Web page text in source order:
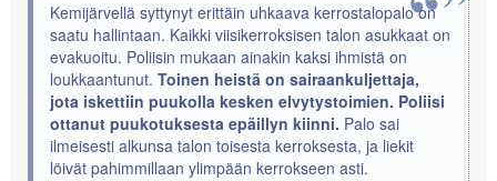
Kemijärvellä syttynyt erittäin uhkaava kerrostalopalo on
saatu hallintaan. Kaikki viisikerroksisen talon asukkaat on
evakuoitu. Poliisin mukaan ainakin kaksi ihmistä on
loukkaantunut. Toinen heistä on sairaankuljettaja,
jota iskettiin puukolla kesken elvytystoimien. Poliisi
ottanut puukotuksesta epäillyn kiinni. Palo sai
ilmeisesti alkunsa talon toisesta kerroksesta, ja liekit
löivät pahimmillaan ylimpään kerrokseen asti.